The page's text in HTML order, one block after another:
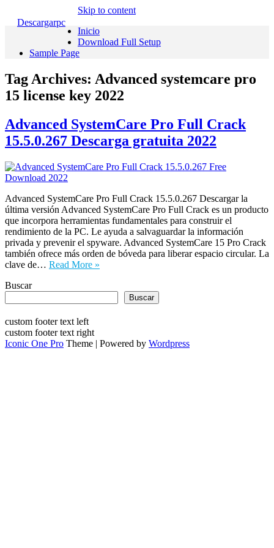
Descargarpc
Skip to content
Inicio
Download Full Setup
Sample Page
Tag Archives: Advanced systemcare pro
15 license key 2022
Advanced SystemCare Pro Full Crack
15.5.0.267 Descarga gratuita 2022
Advanced SystemCare Pro Full Crack 15.5.0.267 Descargar la
última versión Advanced SystemCare Pro Full Crack es un producto
que incorpora herramientas fundamentales para construir el
rendimiento de la PC. Le ayuda a salvaguardar la información
privada y prevenir el spyware. Advanced SystemCare 15 Pro Crack
también ofrece más orden de bóveda para liberar espacio circular. La
clave de… Read More »
Buscar
Buscar
custom footer text left
custom footer text right
Iconic One Pro Theme | Powered by Wordpress